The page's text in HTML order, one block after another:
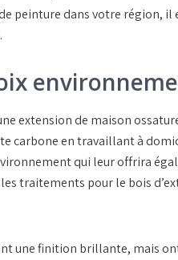
de peinture dans votre région,
extension de maison
carbone en travaillant à
qui leur offrira
traitements pour le bois
une finition brillante, mais